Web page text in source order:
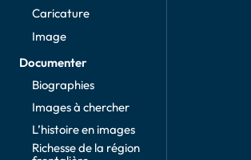
Caricature
Image
Documenter
Biographies
Images à chercher
L’histoire en images
Richesse de la région